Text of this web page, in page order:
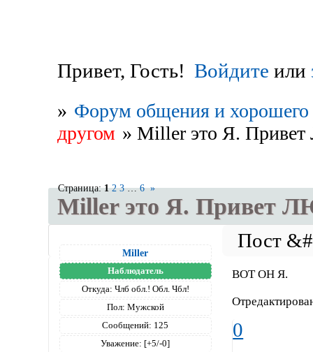
Привет, Гость! Войдите или
» Форум общения и хорошего
другом » Miller это Я.
Miller это Я. Привет
Страница:1 2 3 … 6 »
Miller
Наблюдатель
Откуда: Члб обл.! Обл. Чбл!
Пол: Мужской
Сообщений: 125
Уважение: [+5/-0]
ВОТ ОН Я.
0